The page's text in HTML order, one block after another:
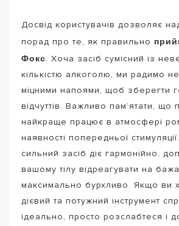
Досвід користувачів дозволяє
порад про те, як правильно
Фокс. Хоча засіб сумісний із
кількістю алкоголю, ми радимо
міцними напоями, щоб зберегти
відчуттів. Важливо пам’ятати, що
найкраще працює в атмосфері
наявності попередньої
сильний засіб діє гармонійно,
вашому тілу відреагувати на
максимально бурхливо. Якщо ви
дієвий та потужний інструмент
ідеально, просто розслабтеся і